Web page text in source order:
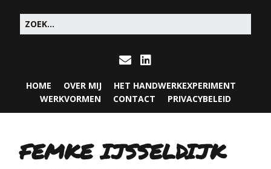
HOME OVER MIJ
HET HANDWERKEXPERIMENT
WERKVORMEN
CONTACT PRIVACYBELEID
FEMKE IJSSELDIJK